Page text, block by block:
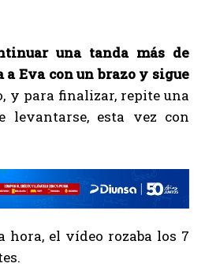
una tanda más de
a Eva con un brazo y sigue
y para finalizar, repite una
levantarse, esta vez con
hora, el vídeo rozaba los 7